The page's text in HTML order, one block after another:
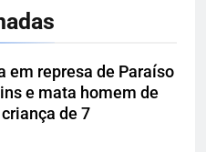
em represa de Paraíso
e mata homem de
de 7